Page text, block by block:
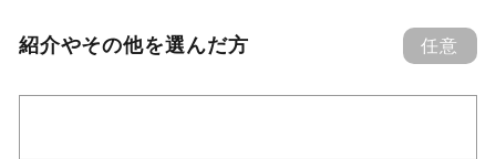
紹介やその他を選んだ方 任意